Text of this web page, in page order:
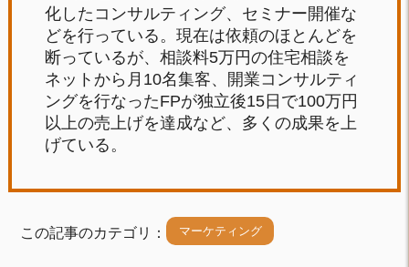
化したコンサルティング、セミナー開催な
どを行っている。現在は依頼のほとんどを
断っているが、相談料5万円の住宅相談を
ネットから月10名集客、開業コンサルティ
ングを行なったFPが独立後15日で100万円
以上の売上げを達成など、多くの成果を上
げている。
この記事のカテゴリ： マーケティング